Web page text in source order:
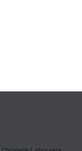
Christelle Labruyere